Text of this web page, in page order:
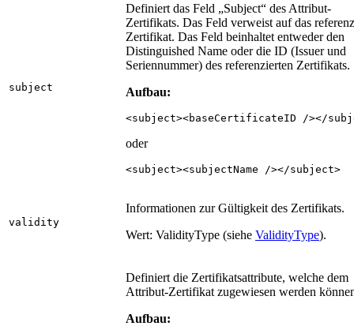
subject
Definiert das Feld „Subject“ des Attribut-
Zertifikats. Das Feld verweist auf das
Zertifikat. Das Feld beinhaltet entweder den
Distinguished Name oder die ID (Issuer und
Seriennummer) des referenzierten Zertifikats.
Aufbau:
<subject><baseCertificateID /></
oder
<subject><subjectName /></subject>
validity
Informationen zur Gültigkeit des Zertifikats.
Wert: ValidityType (siehe ValidityType).
Definiert die Zertifikatsattribute, welche dem
Attribut-Zertifikat zugewiesen werden
Aufbau: